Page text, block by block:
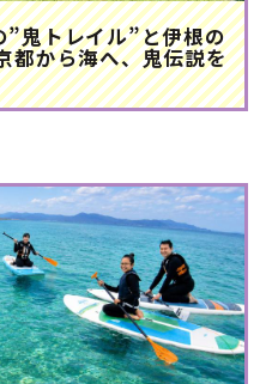
鬼トレイル”と伊根の
都から海へ、鬼伝説を